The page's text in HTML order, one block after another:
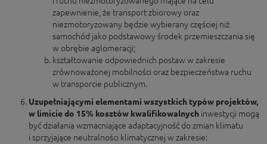
zapewnienie, że transport zbiorowy oraz
niezmotoryzowany będzie wybierany częściej niż
samochód jako podstawowy środek przemieszczania się
w obrębie aglomeracji;
kształtowanie odpowiednich postaw w zakresie
zrównoważonej mobilności oraz bezpieczeństwa ruchu
w transporcie publicznym.
Uzupełniającymi elementami wszystkich typów projektów,
w limicie do 15% kosztów kwalifikowalnych inwestycji mogą
być działania wzmacniające adaptacyjność do zmian klimatu
i sprzyjające neutralności klimatycznej w zakresie: